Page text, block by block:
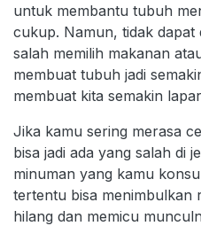
untuk membantu tubuh
cukup. Namun, tidak dapat
salah memilih makanan
membuat tubuh jadi
membuat kita semakin
Jika kamu sering merasa
bisa jadi ada yang salah di
minuman yang kamu
tertentu bisa menimbulkan
hilang dan memicu